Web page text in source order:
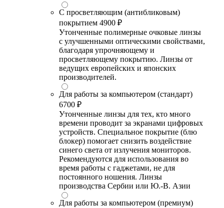
С просветляющим (антибликовым)
покрытием 4900 ₽
Утонченные полимерные очковые линзы
с улучшенными оптическими свойствами,
благодаря упрочняющему и
просветляющему покрытию. Линзы от
ведущих европейских и японских
производителей.
Для работы за компьютером (стандарт)
6700 ₽
Утонченные линзы для тех, кто много
времени проводит за экранами цифровых
устройств. Специальное покрытие (блю
блокер) помогает снизить воздействие
синего света от излучения мониторов.
Рекомендуются для использования во
время работы с гаджетами, не для
постоянного ношения. Линзы
производства Сербии или Ю.-В. Азии
Для работы за компьютером (премиум)